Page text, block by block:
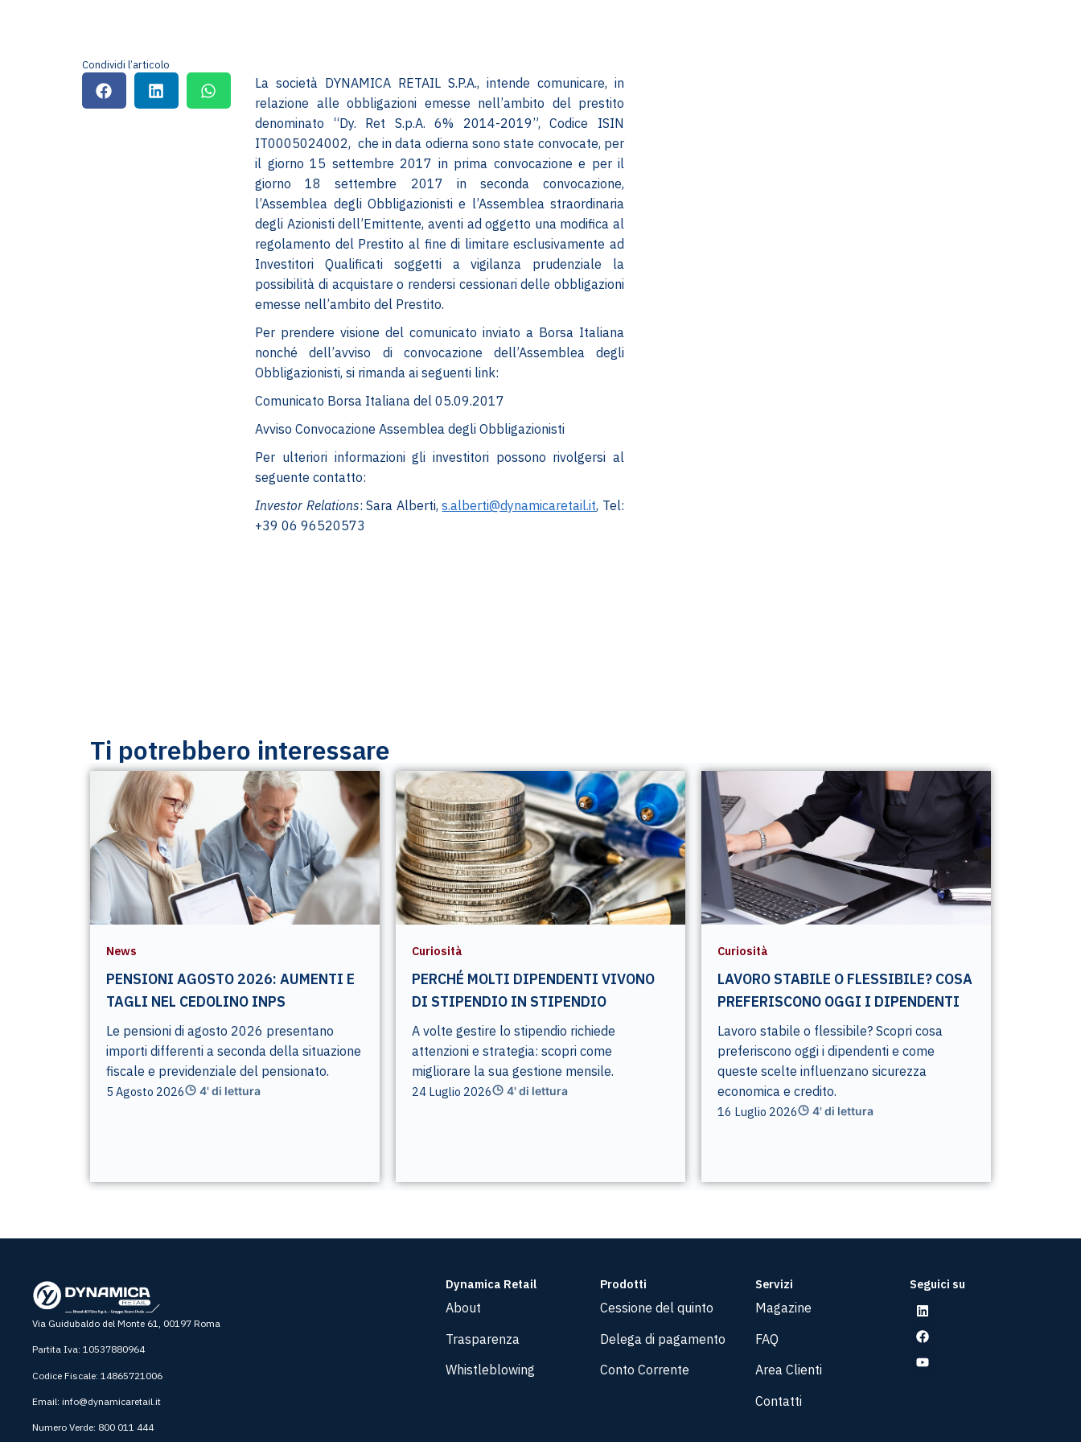
Condividi l’articolo
La società DYNAMICA RETAIL S.P.A., intende comunicare, in
relazione alle obbligazioni emesse nell’ambito del prestito
denominato “Dy. Ret S.p.A. 6% 2014-2019”, Codice ISIN
IT0005024002, che in data odierna sono state convocate, per
il giorno 15 settembre 2017 in prima convocazione e per il
giorno 18 settembre 2017 in seconda convocazione,
l’Assemblea degli Obbligazionisti e l’Assemblea straordinaria
degli Azionisti dell’Emittente, aventi ad oggetto una modifica al
regolamento del Prestito al fine di limitare esclusivamente ad
Investitori Qualificati soggetti a vigilanza prudenziale la
possibilità di acquistare o rendersi cessionari delle obbligazioni
emesse nell’ambito del Prestito.
Per prendere visione del comunicato inviato a Borsa Italiana
nonché dell’avviso di convocazione dell’Assemblea degli
Obbligazionisti, si rimanda ai seguenti link:
Comunicato Borsa Italiana del 05.09.2017
Avviso Convocazione Assemblea degli Obbligazionisti
Per ulteriori informazioni gli investitori possono rivolgersi al
seguente contatto:
Investor Relations: Sara Alberti,s.alberti@dynamicaretail.it, Tel:
+39 06 96520573
Ti potrebbero interessare
News
PENSIONI AGOSTO 2026: AUMENTI E
TAGLI NEL CEDOLINO INPS
Le pensioni di agosto 2026 presentano
importi differenti a seconda della situazione
fiscale e previdenziale del pensionato.
5 Agosto 2026 4' di lettura
Curiosità
PERCHÉ MOLTI DIPENDENTI VIVONO
DI STIPENDIO IN STIPENDIO
A volte gestire lo stipendio richiede
attenzioni e strategia: scopri come
migliorare la sua gestione mensile.
24 Luglio 2026 4' di lettura
Curiosità
LAVORO STABILE O FLESSIBILE? COSA
PREFERISCONO OGGI I DIPENDENTI
Lavoro stabile o flessibile? Scopri cosa
preferiscono oggi i dipendenti e come
queste scelte influenzano sicurezza
economica e credito.
16 Luglio 2026 4' di lettura
Via Guidubaldo del Monte 61, 00197 Roma
Partita Iva: 10537880964
Codice Fiscale: 14865721006
Email: info@dynamicaretail.it
Numero Verde: 800 011 444
Dynamica Retail
About
Trasparenza
Whistleblowing
Prodotti
Cessione del quinto
Delega di pagamento
Conto Corrente
Servizi
Magazine
FAQ
Area Clienti
Contatti
Seguici su